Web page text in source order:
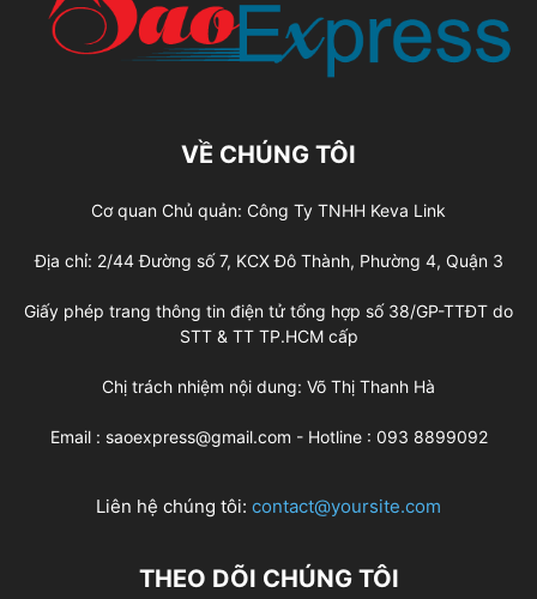
VỀ CHÚNG TÔI
Cơ quan Chủ quản: Công Ty TNHH Keva Link
Địa chỉ: 2/44 Đường số 7, KCX Đô Thành, Phường 4, Quận 3
Giấy phép trang thông tin điện tử tổng hợp số 38/GP-TTĐT do
STT & TT TP.HCM cấp
Chị trách nhiệm nội dung: Võ Thị Thanh Hà
Email : saoexpress@gmail.com - Hotline : 093 8899092
Liên hệ chúng tôi: contact@yoursite.com
THEO DÕI CHÚNG TÔI